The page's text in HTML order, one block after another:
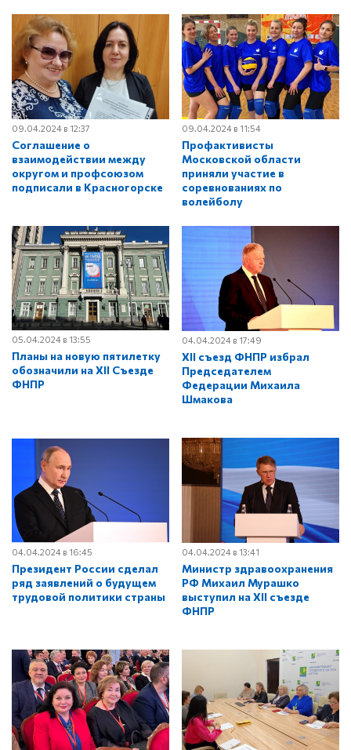
09.04.2024 в 12:37
Соглашение о
взаимодействии между
округом и профсоюзом
подписали в Красногорске
09.04.2024 в 11:54
Профактивисты
Московской области
приняли участие в
соревнованиях по
волейболу
05.04.2024 в 13:55
Планы на новую пятилетку
обозначили на XII Съезде
ФНПР
04.04.2024 в 17:49
XII съезд ФНПР избрал
Председателем
Федерации Михаила
Шмакова
04.04.2024 в 16:45
Президент России сделал
ряд заявлений о будущем
трудовой политики страны
04.04.2024 в 13:41
Министр здравоохранения
РФ Михаил Мурашко
выступил на XII съезде
ФНПР